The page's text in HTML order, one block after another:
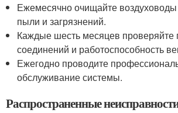
Ежемесячно очищайте
пыли и загрязнений.
Каждые шесть месяцев проверяйте
соединений и работоспособность
Ежегодно проводите
обслуживание системы.
Распространенные